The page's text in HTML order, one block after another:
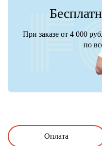
При заказе от 4 000
по
Оплата